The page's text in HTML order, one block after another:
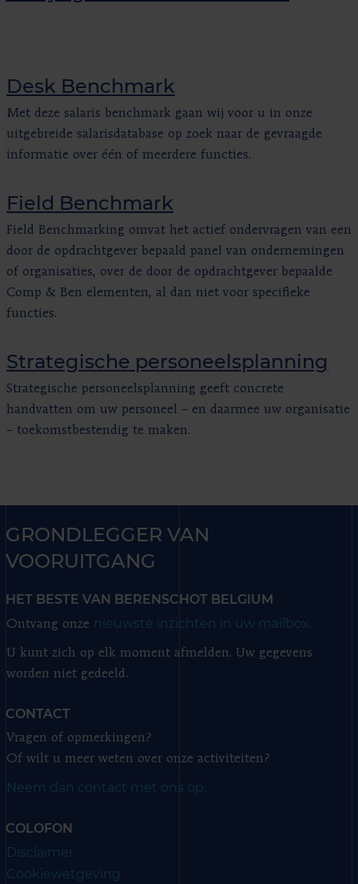
Desk Benchmark
Met deze salaris benchmark gaan wij voor u in onze
uitgebreide salarisdatabase op zoek naar de gevraagde
informatie over één of meerdere functies.
Field Benchmark
Field Benchmarking omvat het actief ondervragen van een
door de opdrachtgever bepaald panel van ondernemingen
of organisaties, over de door de opdrachtgever bepaalde
Comp & Ben elementen, al dan niet voor specifieke
functies.
Strategische personeelsplanning
Strategische personeelsplanning geeft concrete
handvatten om uw personeel – en daarmee uw organisatie
– toekomstbestendig te maken.
GRONDLEGGER VAN
VOORUITGANG
HET BESTE VAN BERENSCHOT BELGIUM
Ontvang onze nieuwste inzichten in uw mailbox.
U kunt zich op elk moment afmelden. Uw gegevens
worden niet gedeeld.
CONTACT
Vragen of opmerkingen?
Of wilt u meer weten over onze activiteiten?
Neem dan contact met ons op.
COLOFON
Disclaimer
Cookiewetgeving